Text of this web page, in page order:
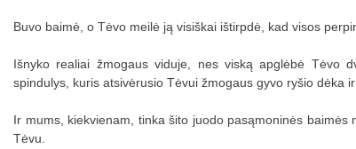
Buvo baimė, o Tėvo meilė ją visiškai ištirpdė, kad visos
Išnyko realiai žmogaus viduje, nes viską apglėbė Tėvo
spindulys, kuris atsivėrusio Tėvui žmogaus gyvo ryšio dėka
Ir mums, kiekvienam, tinka šito juodo pasąmoninės
Tėvu.